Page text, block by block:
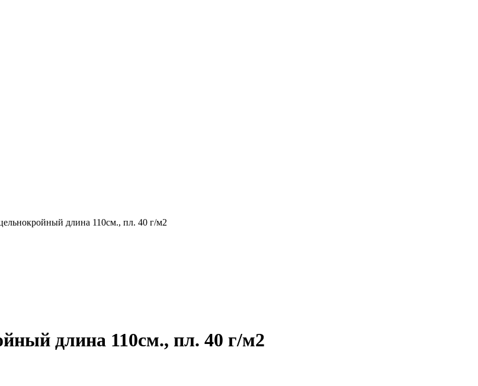
длина 110см., пл. 40 г/м2
длина 110см., пл. 40 г/м2